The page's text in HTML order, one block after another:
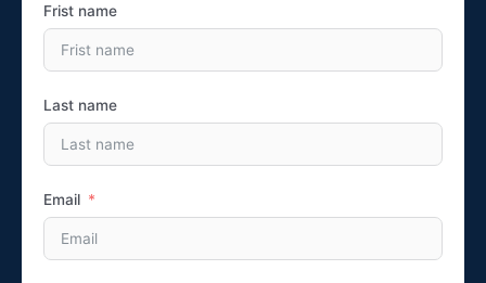
Frist name
Last name
Email